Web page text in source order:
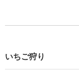
いちご狩り